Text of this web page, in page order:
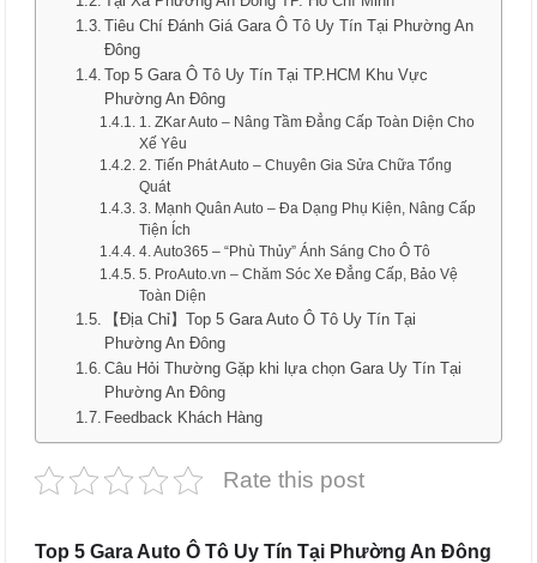
Tiêu Chí Đánh Giá Gara Ô Tô Uy Tín Tại Phường An
Đông
Top 5 Gara Ô Tô Uy Tín Tại TP.HCM Khu Vực
Phường An Đông
1. ZKar Auto – Nâng Tầm Đẳng Cấp Toàn Diện Cho
Xế Yêu
2. Tiến Phát Auto – Chuyên Gia Sửa Chữa Tổng
Quát
3. Mạnh Quân Auto – Đa Dạng Phụ Kiện, Nâng Cấp
Tiện Ích
4. Auto365 – “Phù Thủy” Ánh Sáng Cho Ô Tô
5. ProAuto.vn – Chăm Sóc Xe Đẳng Cấp, Bảo Vệ
Toàn Diện
【Địa Chỉ】Top 5 Gara Auto Ô Tô Uy Tín Tại
Phường An Đông
Câu Hỏi Thường Gặp khi lựa chọn Gara Uy Tín Tại
Phường An Đông
Feedback Khách Hàng
Rate this post
Top 5 Gara Auto Ô Tô Uy Tín Tại Phường An Đông